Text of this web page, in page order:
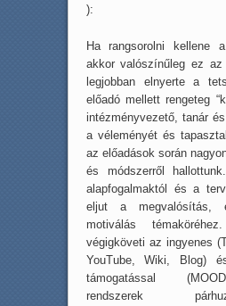
):
Ha rangsorolni kellene
akkor valószínűleg ez
legjobban elnyerte a
előadó mellett rengeteg
intézményvezető, tanár
a véleményét és
az előadások során
és módszerről
alapfogalmaktól és a
eljut a megvalósítás,
motiválás
végigköveti az ingyenes
YouTube, Wiki, Blog)
támogatással
rendszerek